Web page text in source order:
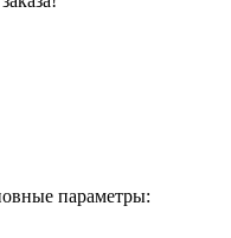
параметры: